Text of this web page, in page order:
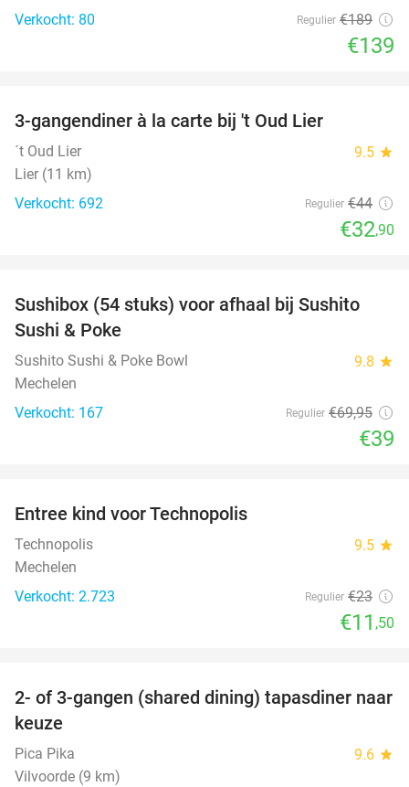
Verkocht: 80
Regulier €189
€139
3-gangendiner à la carte bij 't Oud Lier
´t Oud Lier 9.5 star
Lier (11 km)
Verkocht: 692
Regulier €44
€32,90
44%
Sushibox (54 stuks) voor afhaal bij Sushito
Sushi & Poke
Sushito Sushi & Poke Bowl 9.8 star
Mechelen
Verkocht: 167
Regulier €69,95
€39
Entree kind voor Technopolis
Technopolis 9.5 star
Mechelen
Verkocht: 2.723
Regulier €23
€11 ,50
36%
2- of 3-gangen (shared dining) tapasdiner naar
keuze
Pica Pika 9.6 star
Vilvoorde (9 km)